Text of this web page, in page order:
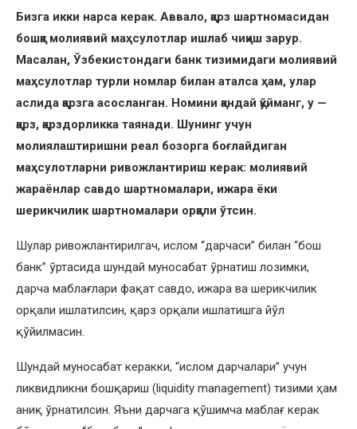
Бизга икки нарса керак. Аввало, қарз шартномасидан
бошқа молиявий маҳсулотлар ишлаб чиқиш зарур.
Масалан, Ўзбекистондаги банк тизимидаги молиявий
маҳсулотлар турли номлар билан аталса ҳам, улар
аслида қарзга асосланган. Номини қандай қўйманг, у —
қарз, қарздорликка таянади. Шунинг учун
молиялаштиришни реал бозорга боғлайдиган
маҳсулотларни ривожлантириш керак: молиявий
жараёнлар савдо шартномалари, ижара ёки
шерикчилик шартномалари орқали ўтсин.
Шулар ривожлантирилгач, ислом “дарчаси” билан “бош
банк” ўртасида шундай муносабат ўрнатиш лозимки,
дарча маблағлари фақат савдо, ижара ва шерикчилик
орқали ишлатилсин, қарз орқали ишлатишга йўл
қўйилмасин.
Шундай муносабат керакки, “ислом дарчалари” учун
ликвидликни бошқариш (liquidity management) тизими ҳам
аниқ ўрнатилсин. Яъни дарчага қўшимча маблағ керак